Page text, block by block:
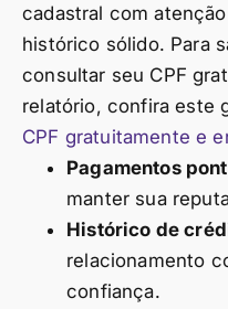
cadastral com
histórico sólido. Para
consultar seu CPF
relatório, confira este
CPF gratuitamente e
Pagamentos
manter sua
Histórico de
relacionamento
confiança.